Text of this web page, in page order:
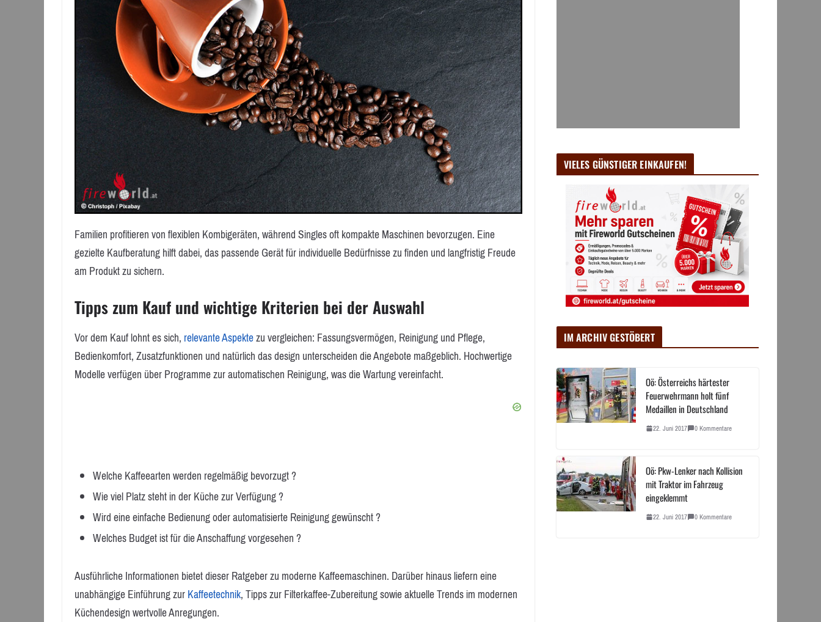
Familien profitieren von flexiblen Kombigeräten, während Singles oft kompakte Maschinen bevorzugen. Eine
gezielte Kaufberatung hilft dabei, das passende Gerät für individuelle Bedürfnisse zu finden und langfristig Freude
am Produkt zu sichern.
Tipps zum Kauf und wichtige Kriterien bei der Auswahl
Vor dem Kauf lohnt es sich,relevante Aspektezu vergleichen: Fassungsvermögen, Reinigung und Pflege,
Bedienkomfort, Zusatzfunktionen und natürlich das design unterscheiden die Angebote maßgeblich. Hochwertige
Modelle verfügen über Programme zur automatischen Reinigung, was die Wartung vereinfacht.
Welche Kaffeearten werden regelmäßig bevorzugt ?
Wie viel Platz steht in der Küche zur Verfügung ?
Wird eine einfache Bedienung oder automatisierte Reinigung gewünscht ?
Welches Budget ist für die Anschaffung vorgesehen ?
Ausführliche Informationen bietet dieser Ratgeber zu moderne Kaffeemaschinen. Darüber hinaus liefern eine
unabhängige Einführung zurKaffeetechnik, Tipps zur Filterkaffee-Zubereitung sowie aktuelle Trends im modernen
Küchendesign wertvolle Anregungen.
VIELES GÜNSTIGER EINKAUFEN!
IM ARCHIV GESTÖBERT
Oö: Österreichs härtester
Feuerwehrmann holt fünf
Medaillen in Deutschland
22. Juni 2017 0 Kommentare
Oö: Pkw-Lenker nach Kollision
mit Traktor im Fahrzeug
eingeklemmt
22. Juni 2017 0 Kommentare